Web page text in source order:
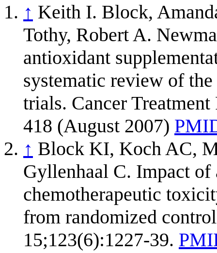
↑ Keith I. Block,
Tothy, Robert A.
antioxidant
systematic review of
trials. Cancer
418 (August 2007)
↑ Block KI, Koch AC,
Gyllenhaal C. Impact
chemotherapeutic
from randomized
15;123(6):1227-39.